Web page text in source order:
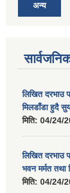
अन्य
लिखित दरभाउ
मिलडाँडा हुदै
मिति: 04/24/
लिखित दरभाउ
भवन मर्मत तथा
मिति: 04/24/